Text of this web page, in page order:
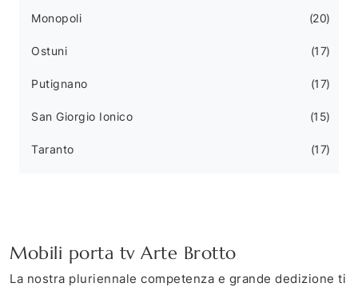
Monopoli 20
Ostuni 17
Putignano 17
San Giorgio Ionico 15
Taranto 17
Mobili porta tv Arte Brotto
La nostra pluriennale competenza e grande dedizione ti